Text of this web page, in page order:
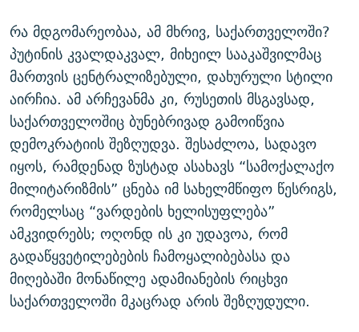
რა მდგომარეობაა, ამ მხრივ, საქართველოში?
პუტინის კვალდაკვალ, მიხეილ სააკაშვილმაც
მართვის ცენტრალიზებული, დახურული სტილი
აირჩია. ამ არჩევანმა კი, რუსეთის მსგავსად,
საქართველოშიც ბუნებრივად გამოიწვია
დემოკრატიის შეზღუდვა. შესაძლოა, სადავო
იყოს, რამდენად ზუსტად ასახავს “სამოქალაქო
მილიტარიზმის” ცნება იმ სახელმწიფო წესრიგს,
რომელსაც “ვარდების ხელისუფლება”
ამკვიდრებს; ოღონდ ის კი უდავოა, რომ
გადაწყვეტილებების ჩამოყალიბებასა და
მიღებაში მონაწილე ადამიანების რიცხვი
საქართველოში მკაცრად არის შეზღუდული.